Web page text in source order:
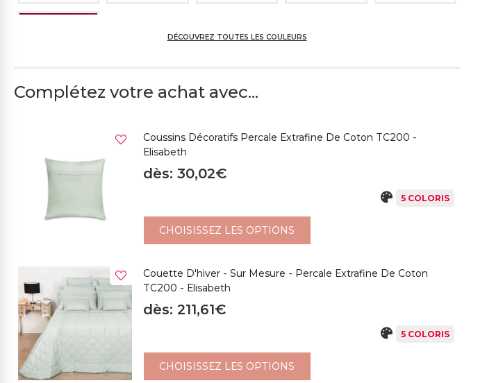
6 BORDEAUX
DÉCOUVREZ TOUTES LES COULEURS
Complétez votre achat avec...
Coussins Décoratifs Percale Extrafine De Coton TC200 -
Elisabeth
dès: 30,02€
5 COLORIS
CHOISISSEZ LES OPTIONS
Couette D'hiver - Sur Mesure - Percale Extrafine De Coton
TC200 - Elisabeth
dès: 211,61€
5 COLORIS
CHOISISSEZ LES OPTIONS